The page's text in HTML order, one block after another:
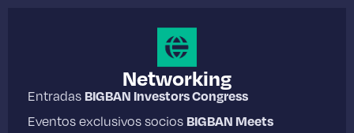
Networking
Entradas BIGBAN Investors Congress
Eventos exclusivos socios BIGBAN Meets